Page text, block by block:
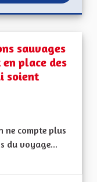
sauvages
place des
soient
ne compte plus
du voyage...
services publics en